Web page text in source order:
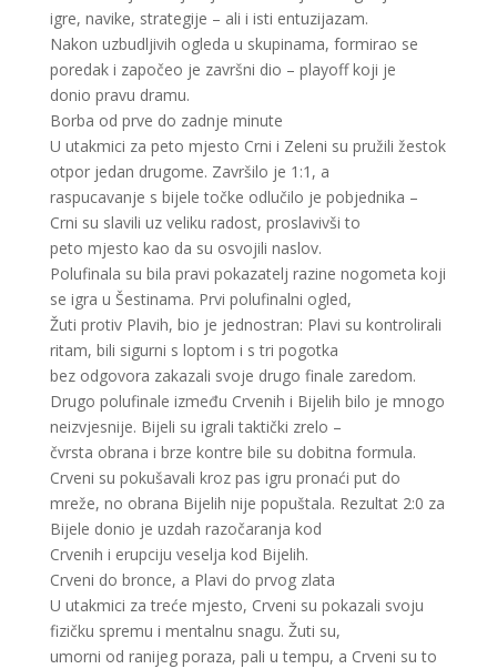
igre, navike, strategije – ali i isti entuzijazam.
Nakon uzbudljivih ogleda u skupinama, formirao se
poredak i započeo je završni dio – playoff koji je
donio pravu dramu.
Borba od prve do zadnje minute
U utakmici za peto mjesto Crni i Zeleni su pružili žestok
otpor jedan drugome. Završilo je 1:1, a
raspucavanje s bijele točke odlučilo je pobjednika –
Crni su slavili uz veliku radost, proslavivši to
peto mjesto kao da su osvojili naslov.
Polufinala su bila pravi pokazatelj razine nogometa koji
se igra u Šestinama. Prvi polufinalni ogled,
Žuti protiv Plavih, bio je jednostran: Plavi su kontrolirali
ritam, bili sigurni s loptom i s tri pogotka
bez odgovora zakazali svoje drugo finale zaredom.
Drugo polufinale između Crvenih i Bijelih bilo je mnogo
neizvjesnije. Bijeli su igrali taktički zrelo –
čvrsta obrana i brze kontre bile su dobitna formula.
Crveni su pokušavali kroz pas igru pronaći put do
mreže, no obrana Bijelih nije popuštala. Rezultat 2:0 za
Bijele donio je uzdah razočaranja kod
Crvenih i erupciju veselja kod Bijelih.
Crveni do bronce, a Plavi do prvog zlata
U utakmici za treće mjesto, Crveni su pokazali svoju
fizičku spremu i mentalnu snagu. Žuti su,
umorni od ranijeg poraza, pali u tempu, a Crveni su to